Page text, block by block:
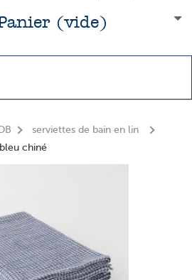
(vide)
serviettes de bain en lin
chiné